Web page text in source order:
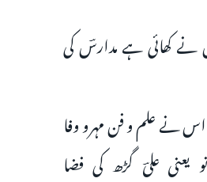
کھائی ہے مدارسؔ کی
اس نے علم و فن مہرو وفا
علیؔ گڑھ کی فضا